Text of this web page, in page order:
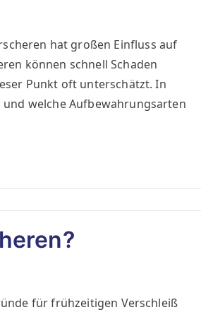
hat großen Einfluss auf
können schnell Schaden
Punkt oft unterschätzt. In
welche Aufbewahrungsarten
für frühzeitigen Verschleiß